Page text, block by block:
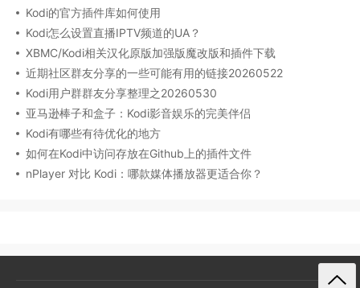
Kodi的官方插件库如何使用
Kodi怎么设置直播IPTV频道的UA？
XBMC/Kodi相关汉化原版加强版魔改版和插件下载
近期社区群友分享的一些可能有用的链接20260522
Kodi用户群群友分享整理之20260530
亚马逊棒子和盒子：Kodi影音娱乐的完美伴侣
Kodi有哪些有待优化的地方
如何在Kodi中访问存放在Github上的插件文件
nPlayer 对比 Kodi：哪款媒体播放器更适合你？